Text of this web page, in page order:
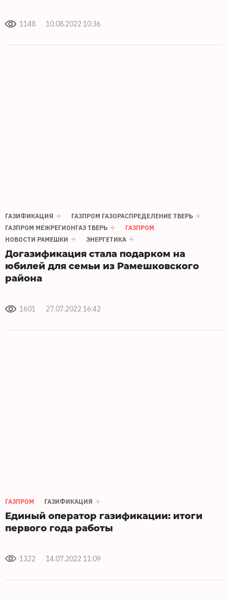
1148 10.08.2022 10:36
ГАЗИФИКАЦИЯ
ГАЗПРОМ ГАЗОРАСПРЕДЕЛЕНИЕ ТВЕРЬ
ГАЗПРОМ МЕЖРЕГИОНГАЗ ТВЕРЬ
ГАЗПРОМ
НОВОСТИ РАМЕШКИ
ЭНЕРГЕТИКА
Догазификация стала подарком на
юбилей для семьи из Рамешковского
района
1601 27.07.2022 16:42
ГАЗПРОМ ГАЗИФИКАЦИЯ
Единый оператор газификации: итоги
первого года работы
1322 14.07.2022 11:09